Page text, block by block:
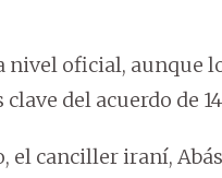
nivel oficial, aunque
del acuerdo de
el canciller iraní,